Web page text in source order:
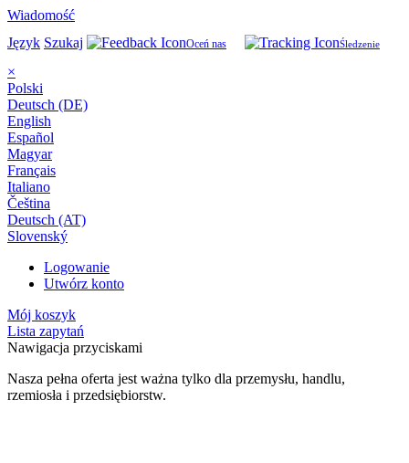
Wiadomość
Język Szukaj Oceń nas Śledzenie
×
Polski
Deutsch (DE)
English
Español
Magyar
Français
Italiano
Čeština
Deutsch (AT)
Slovenský
Logowanie
Utwórz konto
Mój koszyk
Lista zapytań
Nawigacja przyciskami
Nasza pełna oferta jest ważna tylko dla przemysłu, handlu,
rzemiosła i przedsiębiorstw.